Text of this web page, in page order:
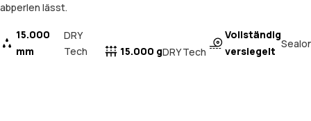
abperlen lässt.
15.000
mm
DRY
Tech
15.000 gDRY Tech
Vollständig
versiegelt